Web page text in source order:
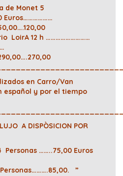
de Monet 5
Euros………………
LoirA 12 h ………………………
en Carro/Van
español y por el tiempo
A DISPÒSICION POR
Personas ……..75,00 Euros
Personas……….85,00. ”